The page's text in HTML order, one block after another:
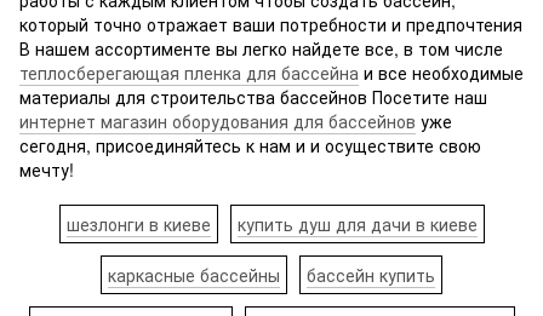
который точно отражает ваши потребности и предпочтения
В нашем ассортименте вы легко найдете все, в том числе
теплосберегающая пленка для бассейна и все необходимые
материалы для строительства бассейнов Посетите наш
интернет магазин оборудования для бассейнов уже
сегодня, присоединяйтесь к нам и и осуществите свою
мечту!
шезлонги в киеве купить душ для дачи в киеве
каркасные бассейны бассейн купить